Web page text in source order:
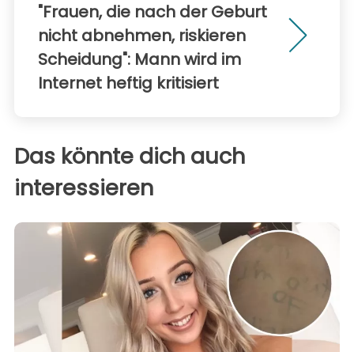
"Frauen, die nach der Geburt
nicht abnehmen, riskieren
Scheidung": Mann wird im
Internet heftig kritisiert
Das könnte dich auch
interessieren